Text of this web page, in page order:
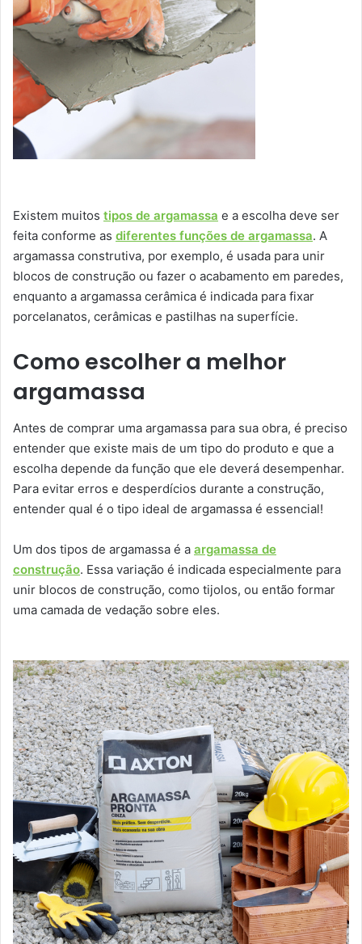
Existem muitos tipos de argamassa e a escolha deve ser
feita conforme as diferentes funções de argamassa. A
argamassa construtiva, por exemplo, é usada para unir
blocos de construção ou fazer o acabamento em paredes,
enquanto a argamassa cerâmica é indicada para fixar
porcelanatos, cerâmicas e pastilhas na superfície.
Como escolher a melhor
argamassa
Antes de comprar uma argamassa para sua obra, é preciso
entender que existe mais de um tipo do produto e que a
escolha depende da função que ele deverá desempenhar.
Para evitar erros e desperdícios durante a construção,
entender qual é o tipo ideal de argamassa é essencial!
Um dos tipos de argamassa é a argamassa de
construção. Essa variação é indicada especialmente para
unir blocos de construção, como tijolos, ou então formar
uma camada de vedação sobre eles.